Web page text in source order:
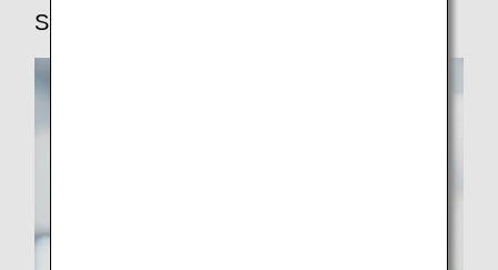
SKYTRAX